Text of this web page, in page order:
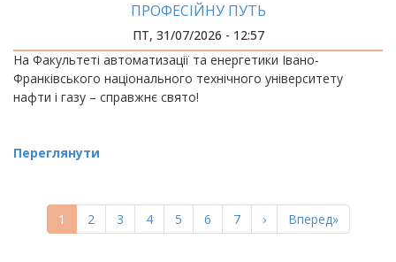
ПРОФЕСІЙНУ ПУТЬ
ПТ, 31/07/2026 - 12:57
На Факультеті автоматизації та енергетики Івано-
Франківського національного технічного університету
нафти і газу – справжнє свято!
Переглянути
СТОРІНКИПоточна
сторінка
1 Page
2 Page
3 Page
4 Page
5 Page
6 Page
7
Наступна
сторінка
›
Остання
сторінка
Вперед»